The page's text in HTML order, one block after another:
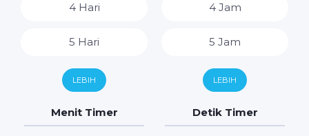
4 Hari
5 Hari
6 Hari
7 Hari
LEBIH
4 Jam
5 Jam
6 Jam
7 Jam
LEBIH
Menit Timer Detik Timer